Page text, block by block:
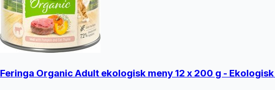
Feringa Organic Adult ekologisk meny 12 x 200 g -